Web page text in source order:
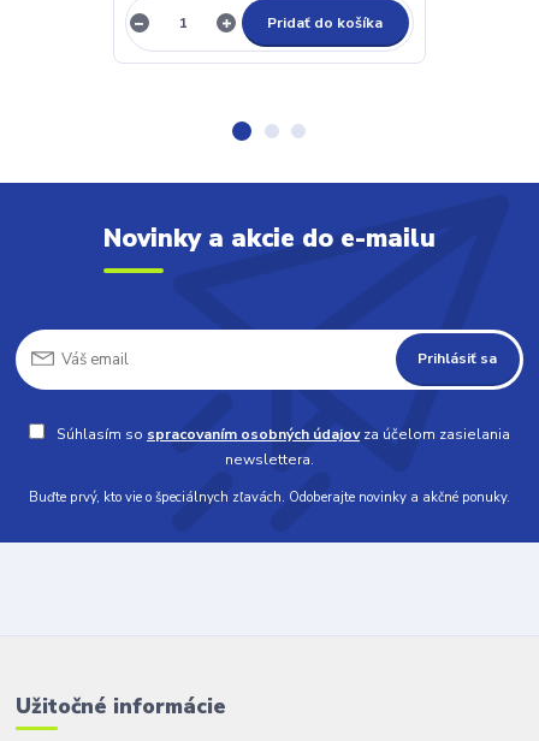
Pridať do košíka
Novinky a akcie do e-mailu
Prihlásiť sa
Súhlasím so spracovaním osobných údajovza účelom zasielania
newslettera.
Buďte prvý, kto vie o špeciálnych zľavách. Odoberajte novinky a akčné ponuky.
Užitočné informácie